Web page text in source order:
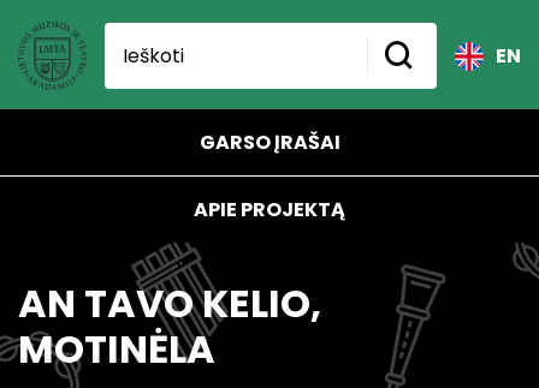
EN
GARSO ĮRAŠAI
APIE PROJEKTĄ
AN TAVO KELIO,
MOTINĖLA